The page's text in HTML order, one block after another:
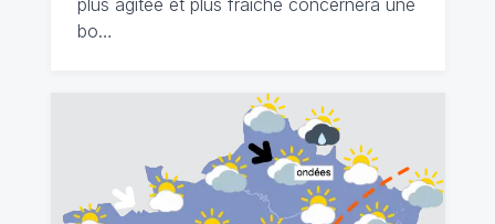
plus agitée et plus fraîche concernera une
bo…